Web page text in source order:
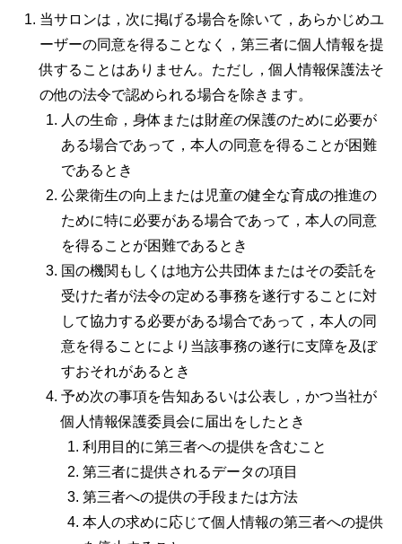
当サロンは，次に掲げる場合を除いて，あらかじめユ
ーザーの同意を得ることなく，第三者に個人情報を提
供することはありません。ただし，個人情報保護法そ
の他の法令で認められる場合を除きます。
人の生命，身体または財産の保護のために必要が
ある場合であって，本人の同意を得ることが困難
であるとき
公衆衛生の向上または児童の健全な育成の推進の
ために特に必要がある場合であって，本人の同意
を得ることが困難であるとき
国の機関もしくは地方公共団体またはその委託を
受けた者が法令の定める事務を遂行することに対
して協力する必要がある場合であって，本人の同
意を得ることにより当該事務の遂行に支障を及ぼ
すおそれがあるとき
予め次の事項を告知あるいは公表し，かつ当社が
個人情報保護委員会に届出をしたとき
利用目的に第三者への提供を含むこと
第三者に提供されるデータの項目
第三者への提供の手段または方法
本人の求めに応じて個人情報の第三者への提供